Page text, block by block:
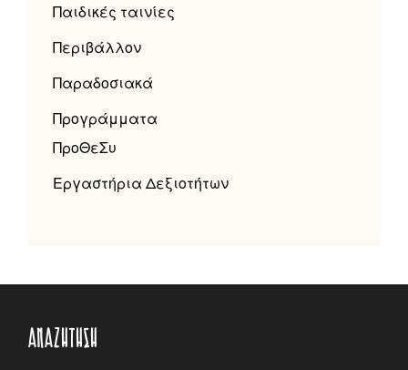
Παιδικές ταινίες
Περιβάλλον
Παραδοσιακά
Προγράμματα
ΠροΘεΣυ
Εργαστήρια Δεξιοτήτων
ΑΝΑΖΉΤΗΣΗ